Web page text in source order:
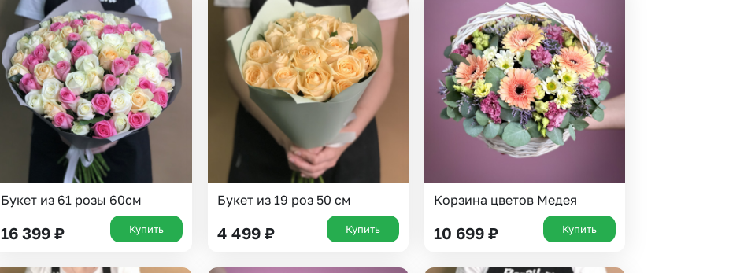
Выберите город доставки
Или выберите из популярных
Букет из 61 розы 60см
16 399 ₽ Купить
Букет из 19 роз 50 см
4 499 ₽ Купить
Корзина цветов Медея
10 699 ₽ Купить